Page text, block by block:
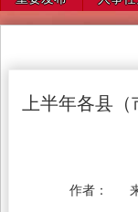
上半年各县
作者：